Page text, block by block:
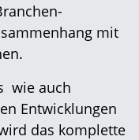
mit
wie auch
Entwicklungen
das komplette